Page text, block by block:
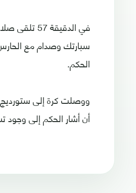
في
سبارتك وصدام مع
الحكم.
أن أشار الحكم إلى وجود